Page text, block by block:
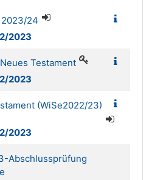
2023/24
2023
Testament
2023
(WiSe2022/23)
2023
Abschlussprüfung